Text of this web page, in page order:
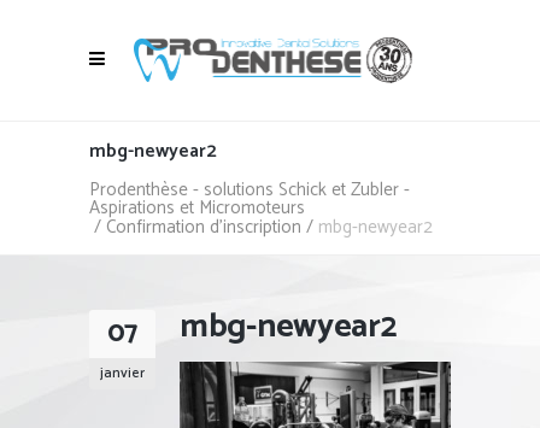
mbg-newyear2
Prodenthèse - solutions Schick et Zubler -
Aspirations et Micromoteurs
/ Confirmation d’inscription / mbg-newyear2
07
janvier
mbg-newyear2